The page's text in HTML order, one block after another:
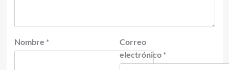
Nombre *
Correo
electrónico *